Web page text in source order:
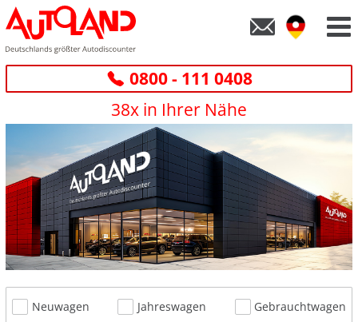
0800 - 111 0408
38x in Ihrer Nähe
Neuwagen Jahreswagen
Gebrauchtwagen